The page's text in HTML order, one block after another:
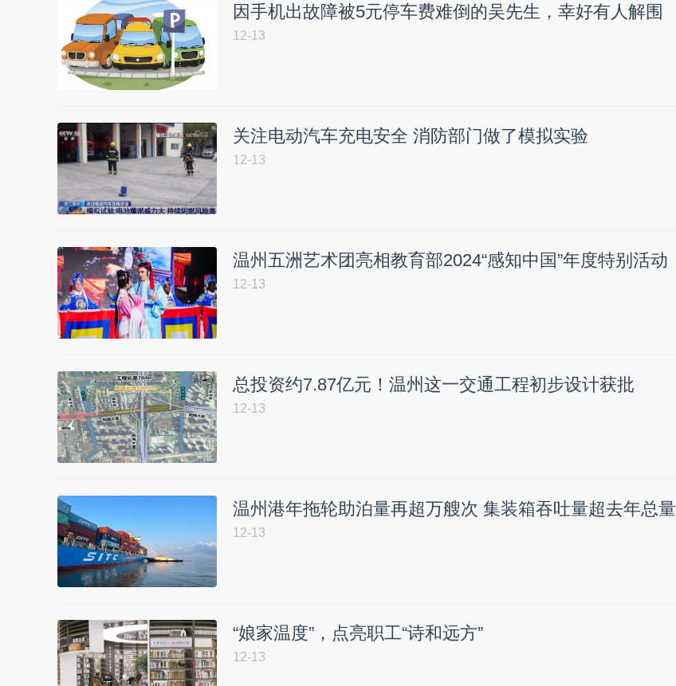
因手机出故障被5元停车费难倒的吴先生，幸好有人解围
12-13
关注电动汽车充电安全 消防部门做了模拟实验
12-13
温州五洲艺术团亮相教育部2024“感知中国”年度特别活动
12-13
总投资约7.87亿元！温州这一交通工程初步设计获批
12-13
温州港年拖轮助泊量再超万艘次 集装箱吞吐量超去年总量
12-13
“娘家温度”，点亮职工“诗和远方”
12-13